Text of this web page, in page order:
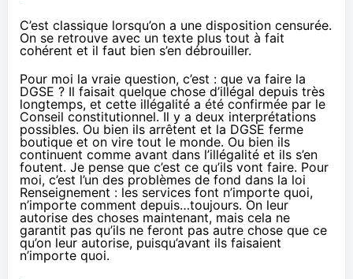
C’est classique lorsqu’on a une disposition censurée.
On se retrouve avec un texte plus tout à fait
cohérent et il faut bien s’en débrouiller.
Pour moi la vraie question, c’est : que va faire la
DGSE ? Il faisait quelque chose d’illégal depuis très
longtemps, et cette illégalité a été confirmée par le
Conseil constitutionnel. Il y a deux interprétations
possibles. Ou bien ils arrêtent et la DGSE ferme
boutique et on vire tout le monde. Ou bien ils
continuent comme avant dans l’illégalité et ils s’en
foutent. Je pense que c’est ce qu’ils vont faire. Pour
moi, c’est l’un des problèmes de fond dans la loi
Renseignement : les services font n’importe quoi,
n’importe comment depuis…toujours. On leur
autorise des choses maintenant, mais cela ne
garantit pas qu’ils ne feront pas autre chose que ce
qu’on leur autorise, puisqu’avant ils faisaient
n’importe quoi.